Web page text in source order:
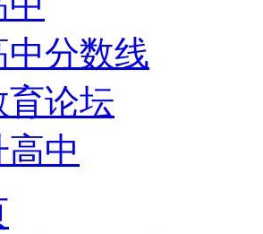
中分数线
育论坛
中